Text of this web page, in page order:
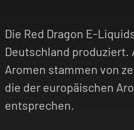
Die Red Dragon E-
Deutschland produziert.
Aromen stammen von
die der europäischen
entsprechen.